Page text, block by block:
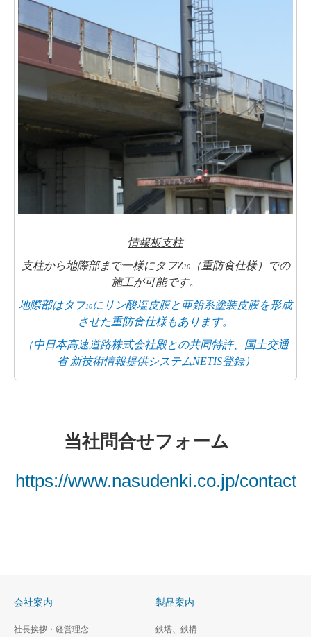
情報板支柱
支柱から地際部まで一様にタフZ10（重防食仕様）での
施工が可能です。
地際部はタフ10にリン酸塩皮膜と亜鉛系塗装皮膜を形成
させた重防食仕様もあります。
（中日本高速道路株式会社殿との共同特許、国土交通
省 新技術情報提供システムNETIS登録）
当社問合せフォーム
https://www.nasudenki.co.jp/contact
会社案内
社長挨拶・経営理念
製品案内
鉄塔、鉄構